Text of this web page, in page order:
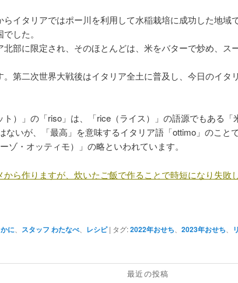
らイタリアではポー川を利用して水稲栽培に成功した地域
した。
部に限定され、そのほとんどは、米をバターで炒め、ス
。第二次世界大戦後はイタリア全土に普及し、今日のイタ
）」の「riso」は、「rice（ライス）」の語源でもある「
ないが、「最高」を意味するイタリア語「ottimo」のこ
ゾ・オッティモ）」の略といわれています。
ら作りますが、炊いたご飯で作ることで時短になり失敗
かに、 スタッフ わたなべ、 レシピ | タグ: 2022年おせち、2023年おせち、
最近の投稿